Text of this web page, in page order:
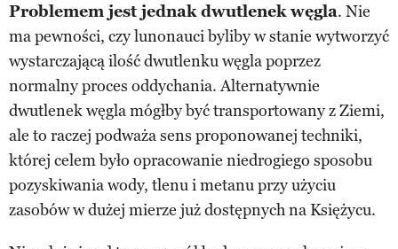
Problemem jest jednak dwutlenek węgla. Nie
ma pewności, czy lunonauci byliby w stanie wytworzyć
wystarczającą ilość dwutlenku węgla poprzez
normalny proces oddychania. Alternatywnie
dwutlenek węgla mógłby być transportowany z Ziemi,
ale to raczej podważa sens proponowanej techniki,
której celem było opracowanie niedrogiego sposobu
pozyskiwania wody, tlenu i metanu przy użyciu
zasobów w dużej mierze już dostępnych na Księżycu.